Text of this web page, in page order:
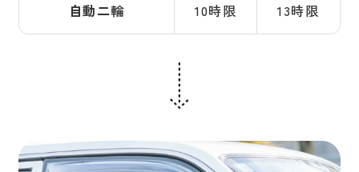
自動二輪 10時限 13時限